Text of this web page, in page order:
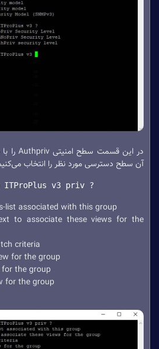
آن سطح دسترسی مورد نظر را انتخاب می‌کنیم.
ITProPlus v3 priv ?
list associated with this group
to associate these views for the
criteria
for the group
for the group
for the group